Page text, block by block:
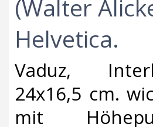
(Walter
Helvetica.‎
‎Vaduz,
24x16,5 cm.
mit